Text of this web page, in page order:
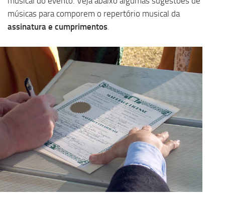
músicas para comporem o repertório musical da
assinatura e cumprimentos.